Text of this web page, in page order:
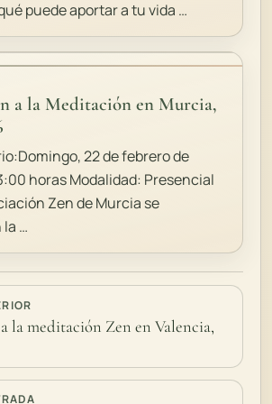
puede aportar a tu vida …
a la Meditación en Murcia,
22 de febrero de
horas Modalidad: Presencial
Zen de Murcia se
…
la meditación Zen en Valencia,